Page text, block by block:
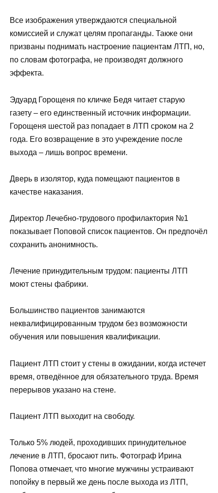
Все изображения утверждаются специальной
комиссией и служат целям пропаганды. Также они
призваны поднимать настроение пациентам ЛТП, но,
по словам фотографа, не производят должного
эффекта.
Эдуард Горощеня по кличке Бедя читает старую
газету – его единственный источник информации.
Горощеня шестой раз попадает в ЛТП сроком на 2
года. Его возвращение в это учреждение после
выхода – лишь вопрос времени.
Дверь в изолятор, куда помещают пациентов в
качестве наказания.
Директор Лечебно-трудового профилактория №1
показывает Поповой список пациентов. Он предпочёл
сохранить анонимность.
Лечение принудительным трудом: пациенты ЛТП
моют стены фабрики.
Большинство пациентов занимаются
неквалифицированным трудом без возможности
обучения или повышения квалификации.
Пациент ЛТП стоит у стены в ожидании, когда истечет
время, отведённое для обязательного труда. Время
перерывов указано на стене.
Пациент ЛТП выходит на свободу.
Только 5% людей, проходивших принудительное
лечение в ЛТП, бросают пить. Фотограф Ирина
Попова отмечает, что многие мужчины устраивают
попойку в первый же день после выхода из ЛТП,